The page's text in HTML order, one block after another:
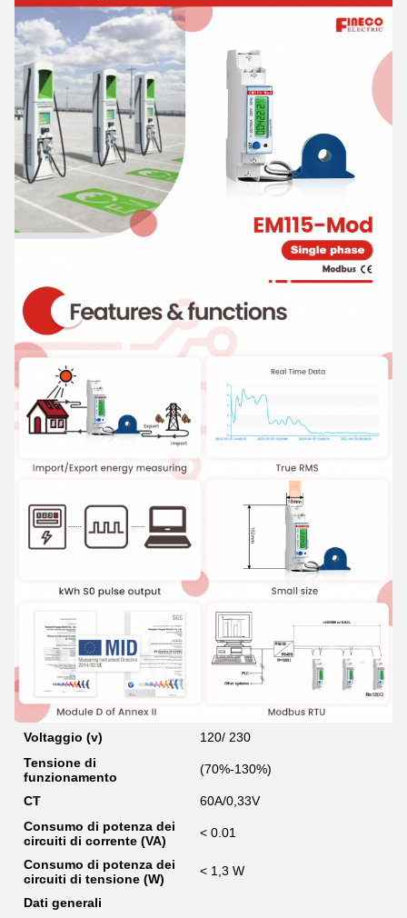
Voltaggio (v)
120/ 230
Tensione di
funzionamento
(70%-130%)
CT
60A/0,33V
Consumo di potenza dei
circuiti di corrente (VA)
< 0.01
Consumo di potenza dei
circuiti di tensione (W)
< 1,3 W
Dati generali